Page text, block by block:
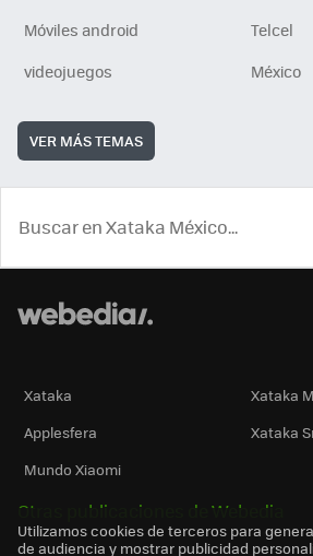
Móviles android
Telcel
videojuegos
México
VER MÁS TEMAS
Xataka
Xataka
Applesfera
Xataka
Mundo Xiaomi
Otras publicaciones de Webedia
Utilizamos cookies de terceros para
de audiencia y mostrar publicidad